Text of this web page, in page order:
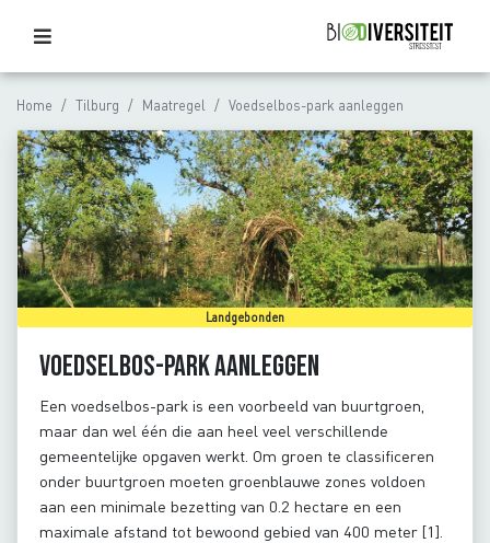
Home Tilburg Maatregel Voedselbos-park aanleggen
Landgebonden
Voedselbos-park aanleggen
Een voedselbos-park is een voorbeeld van buurtgroen,
maar dan wel één die aan heel veel verschillende
gemeentelijke opgaven werkt. Om groen te classificeren
onder buurtgroen moeten groenblauwe zones voldoen
aan een minimale bezetting van 0.2 hectare en een
maximale afstand tot bewoond gebied van 400 meter [1].